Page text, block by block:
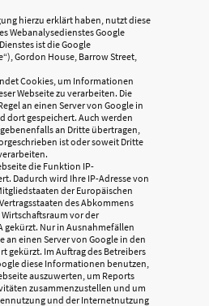
hierzu erklärt haben, nutzt diese
Webanalysedienstes Google
ist die Google
Gordon House, Barrow Street,
Cookies, um Informationen
Webseite zu verarbeiten. Die
an einen Server von Google in
dort gespeichert. Auch werden
an Dritte übertragen,
ist oder soweit Dritte
die Funktion IP-
Dadurch wird Ihre IP-Adresse von
der Europäischen
des Abkommens
vor der
gekürzt. Nur in Ausnahmefällen
an einen Server von Google in den
gekürzt. Im Auftrag des Betreibers
diese Informationen benutzen,
auszuwerten, um Reports
zusammenzustellen und um
und der Internetnutzung